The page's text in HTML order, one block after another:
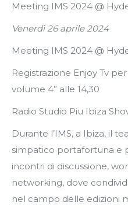
Meeting IMS 2024 @
Venerdì 26 aprile 2024
Meeting IMS 2024 @
Registrazione Enjoy Tv
volume 4” alle 14,30
Radio Studio Piu Ibiza
Durante l’IMS, a Ibiza, il
simpatico portafortuna e
incontri di discussione,
networking, dove
nel campo delle edizioni